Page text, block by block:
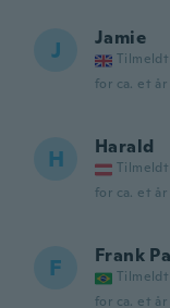
J Jamie
Tilmeldt
for ca. et år
H Harald
Tilmeldt
for ca. et år
F Frank
Tilmeldt
for ca. et år